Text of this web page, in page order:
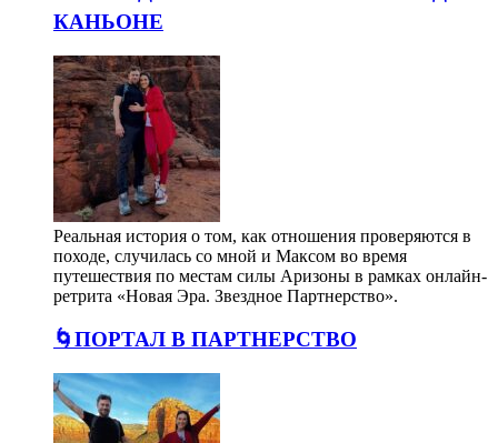
КАНЬОНЕ
Реальная история о том, как отношения проверяются в
походе, случилась со мной и Максом во время
путешествия по местам силы Аризоны в рамках онлайн-
ретрита «Новая Эра. Звездное Партнерство».
🌀ПОРТАЛ В ПАРТНЕРСТВО